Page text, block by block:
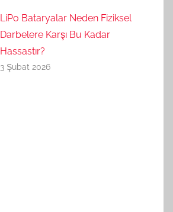
LiPo Bataryalar Neden Fiziksel
Darbelere Karşı Bu Kadar
Hassastır?
3 Şubat 2026